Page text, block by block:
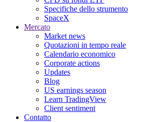
Specifiche dello strumento
SpaceX
Mercato
Market news
Quotazioni in tempo reale
Calendario economico
Corporate actions
Updates
Blog
US earnings season
Learn TradingView
Client sentiment
Contatto